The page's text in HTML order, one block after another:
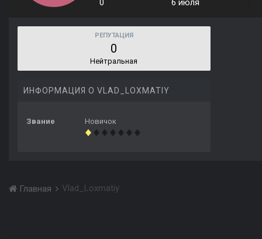
0 6 июля
РЕПУТАЦИЯ
0
Нейтральная
ИНФОРМАЦИЯ О VLAD_LOXMATIY
Звание Новичок
Главная Vlad_Loxmatiy